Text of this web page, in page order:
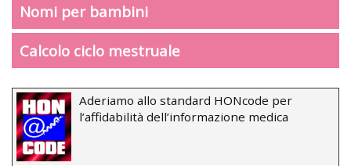
Nomi per bambini
Calcolo ciclo mestruale
Aderiamo allo standard HONcode per
l’affidabilità dell’informazione medica